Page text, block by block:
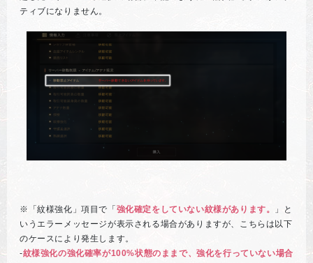
ティブになりません。
※「紋様強化」項目で「強化確定をしていない紋様があります。
」と
いうエラーメッセージが表示される場合がありますが、こちらは以下
のケースにより発生します。
-紋様強化の強化確率が100%状態のままで、強化を行っていない場合